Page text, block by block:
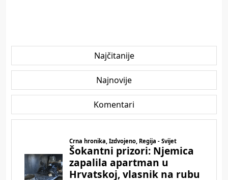
Najčitanije
Najnovije
Komentari